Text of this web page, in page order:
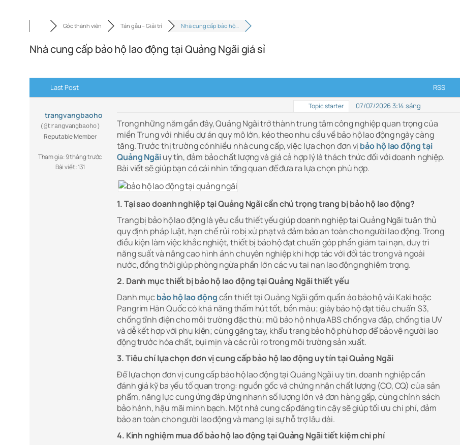
Góc thành viên Tán gẫu – Giải trí Nhà cung cấp bảo hộ…
Nhà cung cấp bảo hộ lao động tại Quảng Ngãi giá sỉ
Last Post RSS
trangvangbaoho
(@trangvangbaoho)
Reputable Member
Tham gia: 9 tháng trước
Bài viết: 131
Topic starter 07/07/2026 3:14 sáng
Trong những năm gần đây, Quảng Ngãi trở thành trung tâm công nghiệp quan trọng của
miền Trung với nhiều dự án quy mô lớn, kéo theo nhu cầu về bảo hộ lao động ngày càng
tăng. Trước thị trường có nhiều nhà cung cấp, việc lựa chọn đơn vị bảo hộ lao động tại
Quảng Ngãiuy tín, đảm bảo chất lượng và giá cả hợp lý là thách thức đối với doanh nghiệp.
Bài viết sẽ giúp bạn có cái nhìn tổng quan để đưa ra lựa chọn phù hợp.
1. Tại sao doanh nghiệp tại Quảng Ngãi cần chú trọng trang bị bảo hộ lao động?
Trang bị bảo hộ lao động là yêu cầu thiết yếu giúp doanh nghiệp tại Quảng Ngãi tuân thủ
quy định pháp luật, hạn chế rủi ro bị xử phạt và đảm bảo an toàn cho người lao động. Trong
điều kiện làm việc khắc nghiệt, thiết bị bảo hộ đạt chuẩn góp phần giảm tai nạn, duy trì
năng suất và nâng cao hình ảnh chuyên nghiệp khi hợp tác với đối tác trong và ngoài
nước, đồng thời giúp phòng ngừa phần lớn các vụ tai nạn lao động nghiêm trọng.
2. Danh mục thiết bị bảo hộ lao động tại Quảng Ngãi thiết yếu
Danh mục bảo hộ lao độngcần thiết tại Quảng Ngãi gồm quần áo bảo hộ vải Kaki hoặc
Pangrim Hàn Quốc có khả năng thấm hút tốt, bền màu; giày bảo hộ đạt tiêu chuẩn S3,
chống tĩnh điện cho môi trường đặc thù; mũ bảo hộ nhựa ABS chống va đập, chống tia UV
và dễ kết hợp với phụ kiện; cùng găng tay, khẩu trang bảo hộ phù hợp để bảo vệ người lao
động trước hóa chất, bụi mịn và các rủi ro trong môi trường sản xuất.
3.Tiêu chí lựa chọn đơn vị cung cấp bảo hộ lao động uy tín tại Quảng Ngãi
Để lựa chọn đơn vị cung cấp bảo hộ lao động tại Quảng Ngãi uy tín, doanh nghiệp cần
đánh giá kỹ ba yếu tố quan trọng: nguồn gốc và chứng nhận chất lượng (CO, CQ) của sản
phẩm, năng lực cung ứng đáp ứng nhanh số lượng lớn và đơn hàng gấp, cùng chính sách
bảo hành, hậu mãi minh bạch. Một nhà cung cấp đáng tin cậy sẽ giúp tối ưu chi phí, đảm
bảo an toàn cho người lao động và mang lại sự hỗ trợ lâu dài.
4. Kinh nghiệm mua đồ bảo hộ lao động tại Quảng Ngãi tiết kiệm chi phí